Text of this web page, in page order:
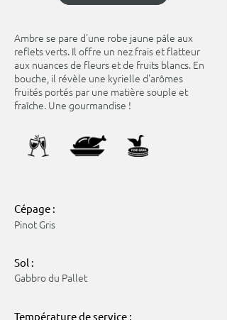
Ambre se pare d'une robe jaune pâle aux
reflets verts. Il offre un nez frais et flatteur
aux nuances de fleurs et de fruits blancs. En
bouche, il révèle une kyrielle d'arômes
fruités portés par une matière souple et
fraîche. Une gourmandise !
Cépage :
Sol :
Température de service :
Pinot Gris
Gabbro du Pallet